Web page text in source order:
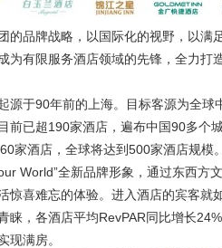
牌战略，以国际化的视野，以满
有限服务酒店领域的先锋，全力打
90年前的上海。目标客源为全球
已超190家酒店，遍布中国90多个
家酒店，全球将达到500家酒店规模。
全新品牌形象，通过东西方
喜难忘的体验。进入酒店的宾客就
，各酒店平均RevPAR同比增长
现满房。